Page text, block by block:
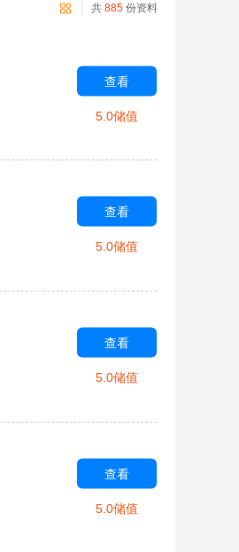
共 885 份资料
查看
5.0储值
查看
5.0储值
查看
5.0储值
查看
5.0储值